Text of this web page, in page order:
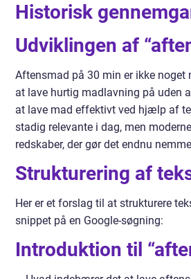
Historisk
Udviklingen af
Aftensmad på 30 min er ikke
at lave hurtig madlavning på uden
at lave mad effektivt ved hjælp af
stadig relevante i dag, men
redskaber, der gør det endnu
Strukturering af
Her er et forslag til at strukturere
snippet på en Google-søgning:
Introduktion til